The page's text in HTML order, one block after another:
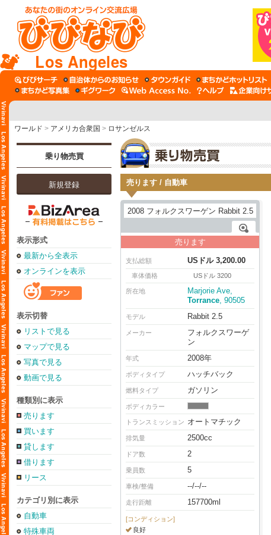
Los Angeles
ワールド > アメリカ合衆国 > ロサンゼルス
乗り物売買
新規登録
表示形式
最新から全表示
オンラインを表示
表示切替
リストで見る
マップで見る
写真で見る
動画で見る
種類別に表示
売ります
買います
貸します
借ります
リース
カテゴリ別に表示
自動車
特殊車両
売ります / 自動車
売ります
支払総額 USドル 3,200.00
車体価格 USドル 3200
所在地
Marjorie Ave,
Torrance, 90505
モデル Rabbit 2.5
メーカー
フォルクスワーゲ
ン
年式 2008年
ボディタイプ ハッチバック
燃料タイプ ガソリン
ボディカラー
トランスミッション オートマチック
排気量 2500cc
ドア数 2
乗員数 5
車検/整備 --/--/--
走行距離 157700ml
[コンディション]
良好